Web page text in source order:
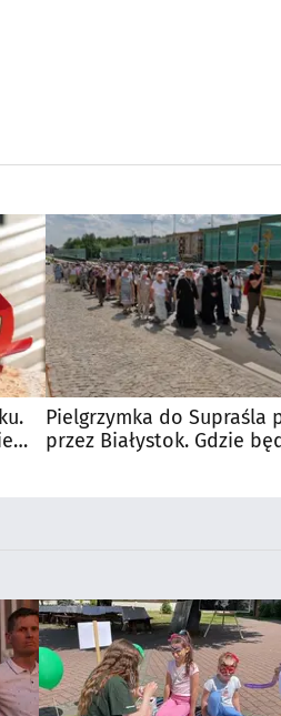
Pielgrzymka do Supraśla
przez Białystok. Gdzie